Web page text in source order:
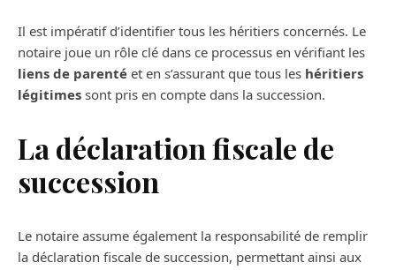
Il est impératif d’identifier tous les héritiers concernés. Le
notaire joue un rôle clé dans ce processus en vérifiant les
liens de parenté et en s’assurant que tous les héritiers
légitimes sont pris en compte dans la succession.
La déclaration fiscale de
succession
Le notaire assume également la responsabilité de remplir
la déclaration fiscale de succession, permettant ainsi aux